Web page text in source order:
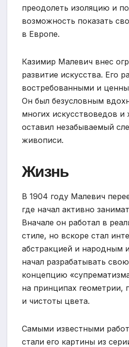
преодолеть изоляцию и
возможность показать
в Европе.
Казимир Малевич внес
развитие искусства. Его
востребованными и
Он был безусловным
многих искусствоведов
оставил незабываемый
живописи.
Жизнь
В 1904 году Малевич
где начал активно
Вначале он работал в
стиле, но вскоре стал
абстракцией и народным
начал разрабатывать
концепцию
на принципах геометрии,
и чистоты цвета.
Самыми известными
стали его картины из